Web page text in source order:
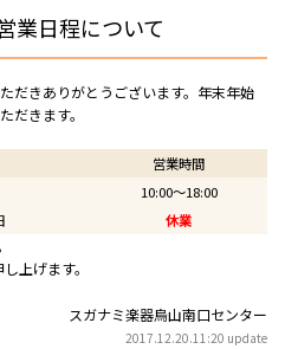
業日程について
だきありがとうございます。年末年始
だきます。
営業時間
10:00～18:00
休業
上げます。
スガナミ楽器烏山南口センター
2017.12.20.11:20 update